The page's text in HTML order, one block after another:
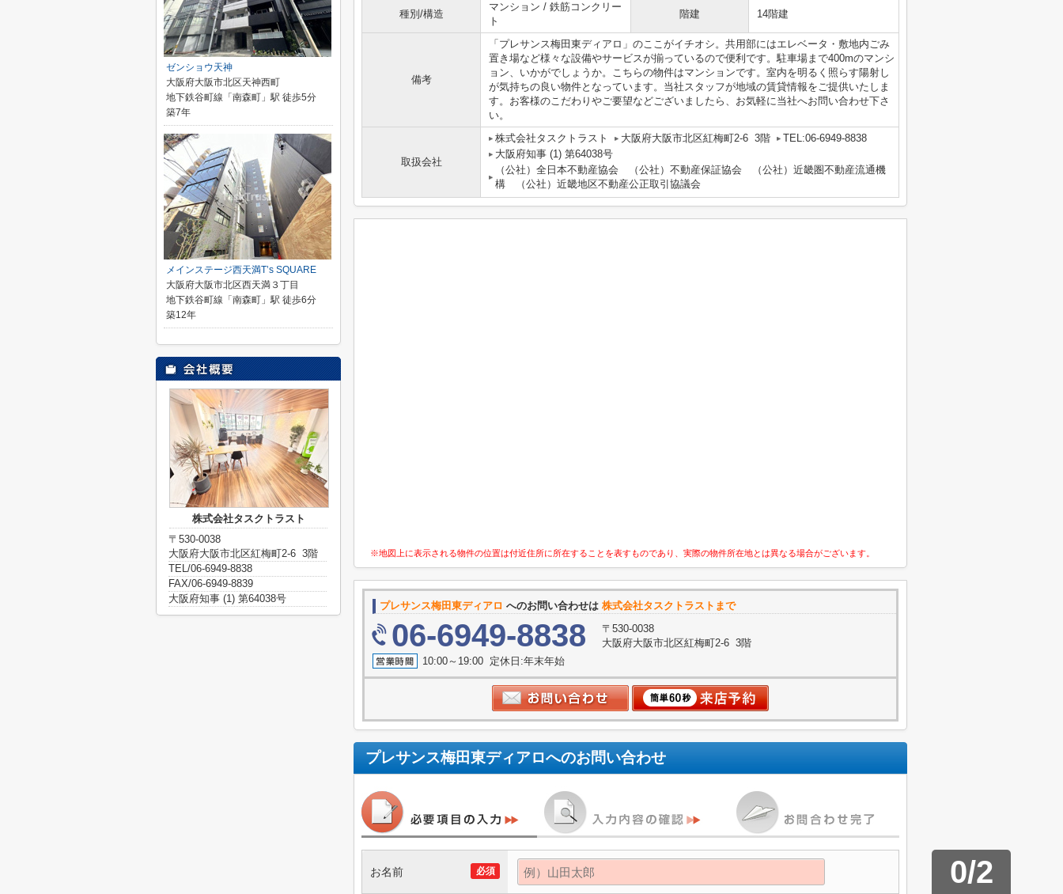
種別/構造
マンション / 鉄筋コンクリー
ト
階建 14階建
備考
「プレサンス梅田東ディアロ」のここがイチオシ。共用部にはエレベータ・敷地内ごみ
置き場など様々な設備やサービスが揃っているので便利です。駐車場まで400mのマンシ
ョン、いかがでしょうか。こちらの物件はマンションです。室内を明るく照らす陽射し
が気持ちの良い物件となっています。当社スタッフが地域の賃貸情報をご提供いたしま
す。お客様のこだわりやご要望などございましたら、お気軽に当社へお問い合わせ下さ
い。
取扱会社
株式会社タスクトラスト 大阪府大阪市北区紅梅町2-6 3階
TEL:06-6949-8838
大阪府知事 (1) 第64038号
（公社）全日本不動産協会 （公社）不動産保証協会 （公社）近畿圏不動産流通機
構 （公社）近畿地区不動産公正取引協議会
※地図上に表示される物件の位置は付近住所に所在することを表すものであり、実際の物件所在地とは異なる場合がございます。
プレサンス梅田東ディアロ へのお問い合わせは 株式会社タスクトラストまで
06-6949-8838
〒530-0038
大阪府大阪市北区紅梅町2-6 3階
10:00～19:00 定休日:年末年始
プレサンス梅田東ディアロへのお問い合わせ
0/2
必須
お名前
ゼンショウ天神
大阪府大阪市北区天神西町
地下鉄谷町線「南森町」駅 徒歩5分
築7年
メインステージ西天満T’s SQUARE
大阪府大阪市北区西天満３丁目
地下鉄谷町線「南森町」駅 徒歩6分
築12年
株式会社タスクトラスト
〒530-0038
大阪府大阪市北区紅梅町2-6 3階
TEL/06-6949-8838
FAX/06-6949-8839
大阪府知事 (1) 第64038号